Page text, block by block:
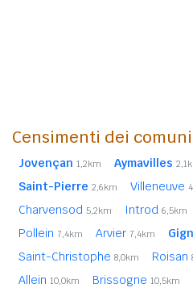
Censimenti dei
Jovençan 1,2km Aymavilles
Saint-Pierre 2,6km Villeneuve
Charvensod 5,2km Introd 6,5km
Pollein 7,4km Arvier 7,4km
Saint-Christophe 8,0km Roisan
Allein 10,0km Brissogne 10,5km